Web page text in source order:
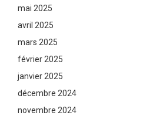
mai 2025
avril 2025
mars 2025
février 2025
janvier 2025
décembre 2024
novembre 2024